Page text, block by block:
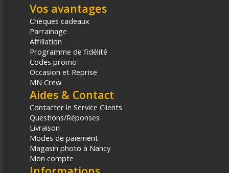
Vos avantages
Chèques cadeaux
Parrainage
Affiliation
Programme de fidélité
Codes promo
Occasion et Reprise
MN Crew
Aides & Contact
Contacter le Service Clients
Questions/Réponses
Livraison
Modes de paiement
Magasin photo à Nancy
Mon compte